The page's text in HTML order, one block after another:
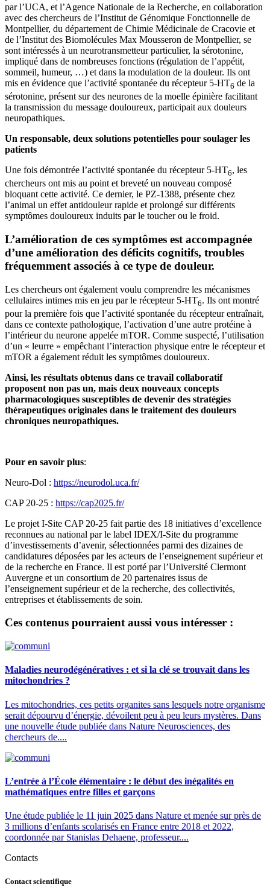
par l’UCA, et l’Agence Nationale de la Recherche, en collaboration
avec des chercheurs de l’Institut de Génomique Fonctionnelle de
Montpellier, du département de Chimie Médicinale de Cracovie et
de l’Institut des Biomolécules Max Mousseron de Montpellier, se
sont intéressés à un neurotransmetteur particulier, la sérotonine,
impliqué dans de nombreuses fonctions (régulation de l’appétit,
sommeil, humeur, …) et dans la modulation de la douleur. Ils ont
mis en évidence que l’activité spontanée du récepteur 5-HT6 de la
sérotonine, présent sur des neurones de la moelle épinière facilitant
la transmission du message douloureux, participait aux douleurs
neuropathiques.
Un responsable, deux solutions potentielles pour soulager les
patients
Une fois démontrée l’activité spontanée du récepteur 5-HT6, les
chercheurs ont mis au point et breveté un nouveau composé
bloquant cette activité. Ce dernier, le PZ-1388, présente chez
l’animal un effet antidouleur rapide et prolongé sur différents
symptômes douloureux induits par le toucher ou le froid.
L’amélioration de ces symptômes est accompagnée
d’une amélioration des déficits cognitifs, troubles
fréquemment associés à ce type de douleur.
Les chercheurs ont également voulu comprendre les mécanismes
cellulaires intimes mis en jeu par le récepteur 5-HT6. Ils ont montré
pour la première fois que l’activité spontanée du récepteur entraînait,
dans ce contexte pathologique, l’activation d’une autre protéine à
l’intérieur du neurone appelée mTOR. Comme suspecté, l’utilisation
d’un « leurre » empêchant l’interaction physique entre le récepteur et
mTOR a également réduit les symptômes douloureux.
Ainsi, les résultats obtenus dans ce travail collaboratif
proposent non pas un, mais deux nouveaux concepts
pharmacologiques susceptibles de devenir des stratégies
thérapeutiques originales dans le traitement des douleurs
chroniques neuropathiques.
Pour en savoir plus:
Neuro-Dol : https://neurodol.uca.fr/
CAP 20-25 : https://cap2025.fr/
Le projet I-Site CAP 20-25 fait partie des 18 initiatives d’excellence
reconnues au national par le label IDEX/I-Site du programme
d’investissements d’avenir, sélectionnées parmi des dizaines de
candidatures déposées par les acteurs de l’enseignement supérieur et
de la recherche en France. Il est porté par l’Université Clermont
Auvergne et un consortium de 20 partenaires issus de
l’enseignement supérieur et de la recherche, des collectivités,
entreprises et établissements de soin.
Ces contenus pourraient aussi vous intéresser :
Maladies neurodégénératives : et si la clé se trouvait dans les
mitochondries ?
Les mitochondries, ces petits organites sans lesquels notre organisme
serait dépourvu d’énergie, dévoilent peu à peu leurs mystères. Dans
une nouvelle étude publiée dans Nature Neurosciences, des
chercheurs de....
L’entrée à l’École élémentaire : le début des inégalités en
mathématiques entre filles et garçons
Une étude publiée le 11 juin 2025 dans Nature et menée sur près de
3 millions d’enfants scolarisés en France entre 2018 et 2022,
coordonnée par Stanislas Dehaene, professeur....
Contacts
Contact scientifique